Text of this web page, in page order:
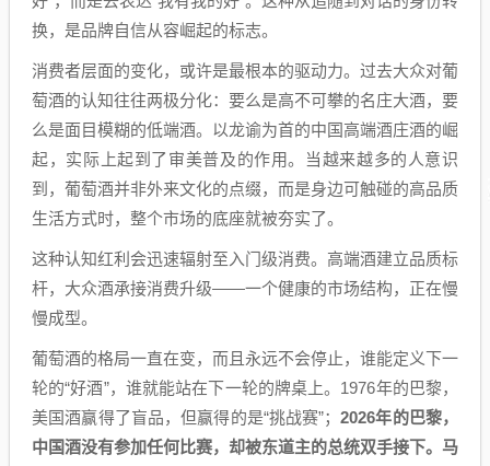
换，是品牌自信从容崛起的标志。
消费者层面的变化，或许是最根本的驱动力。过去大众对葡
萄酒的认知往往两极分化：要么是高不可攀的名庄大酒，要
么是面目模糊的低端酒。以龙谕为首的中国高端酒庄酒的崛
起，实际上起到了审美普及的作用。当越来越多的人意识
到，葡萄酒并非外来文化的点缀，而是身边可触碰的高品质
生活方式时，整个市场的底座就被夯实了。
这种认知红利会迅速辐射至入门级消费。高端酒建立品质标
杆，大众酒承接消费升级——一个健康的市场结构，正在慢
慢成型。
葡萄酒的格局一直在变，而且永远不会停止，谁能定义下一
轮的“好酒”，谁就能站在下一轮的牌桌上。1976年的巴黎，
美国酒赢得了盲品，但赢得的是“挑战赛”；2026年的巴黎，
中国酒没有参加任何比赛，却被东道主的总统双手接下。马